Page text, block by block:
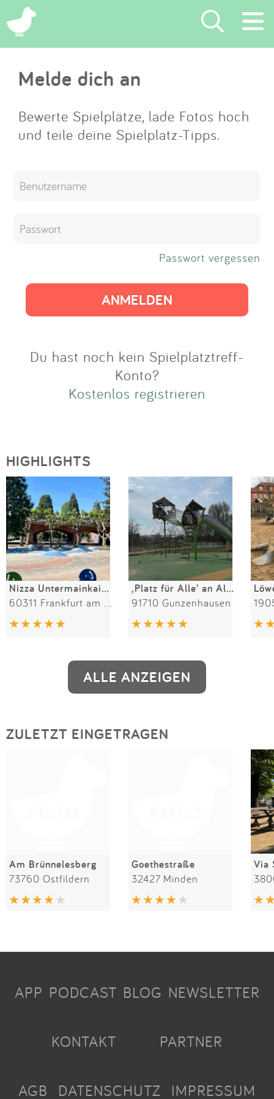
×
Suchen
Eintragen
App
Melde dich an
Bewerte Spielplätze, lade Fotos hoch
und teile deine Spielplatz-Tipps.
Passwort vergessen
Du hast noch kein Spielplatztreff-
Konto?
Kostenlos registrieren
HIGHLIGHTS
Nizza Untermainkaibrücke ‚Platz für Alle’ an Altmühl-Promenade
91710 Gunzenhausen
ALLE ANZEIGEN
ZULETZT EINGETRAGEN
Am Brünnelesberg
73760 Ostfildern
Goethestraße
32427 Minden
Via
APP PODCAST BLOG NEWSLETTER
KONTAKT PARTNER
AGB DATENSCHUTZ IMPRESSUM